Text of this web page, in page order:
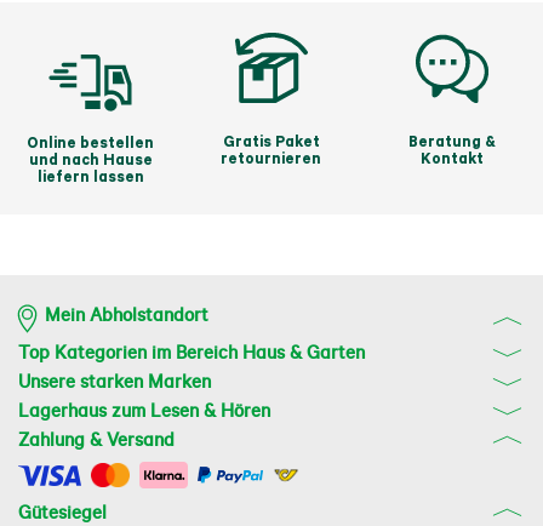
Online bestellen
und nach Hause
liefern lassen
Gratis Paket
retournieren
Beratung &
Kontakt
Mein Abholstandort
Top Kategorien im Bereich Haus & Garten
Unsere starken Marken
Lagerhaus zum Lesen & Hören
Zahlung & Versand
Gütesiegel